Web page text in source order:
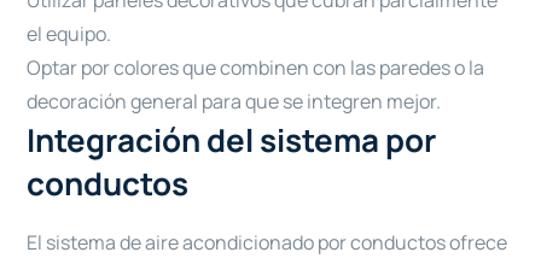
el equipo.
Optar por colores que combinen con las paredes o la
decoración general para que se integren mejor.
Integración del sistema por
conductos
El sistema de aire acondicionado por conductos ofrece